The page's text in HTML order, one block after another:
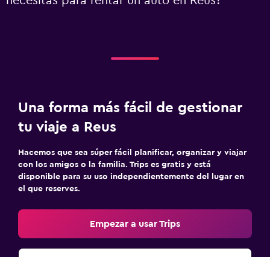
Una forma más fácil de gestionar
tu viaje a Reus
Hacemos que sea súper fácil planificar, organizar y viajar
con los amigos o la familia. Trips es gratis y está
disponible para su uso independientemente del lugar en
el que reserves.
Empezar a usar Trips